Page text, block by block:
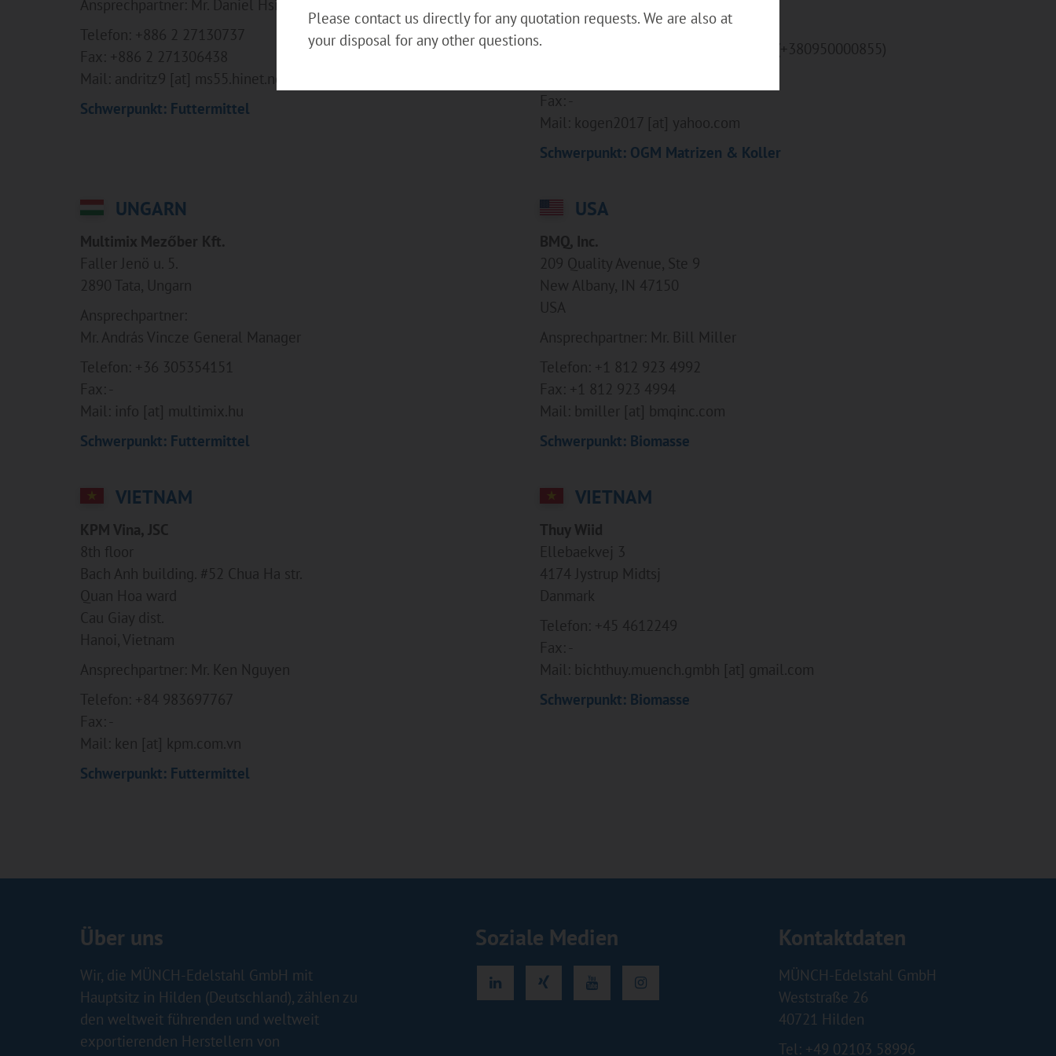
Please contact us directly for any quotation requests. We are also at
your disposal for any other questions.
Ansprechpartner: Mr. Daniel Hsieh
Telefon: +886 2 27130737
Fax: +886 2 271306438
Mail: andritz9 [at] ms55.hinet.net
Schwerpunkt: Futtermittel
Ukraine
Ansprechpartner: Mr. Hennadiy Kozak (+380950000855)
Fax: -
Mail: kogen2017 [at] yahoo.com
Schwerpunkt: OGM Matrizen & Koller
UNGARN
Multimix Mezőber Kft.
Faller Jenö u. 5.
2890 Tata, Ungarn
Ansprechpartner:
Mr. András Vincze General Manager
Telefon: +36 305354151
Fax: -
Mail: info [at] multimix.hu
Schwerpunkt: Futtermittel
USA
BMQ, Inc.
209 Quality Avenue, Ste 9
New Albany, IN 47150
USA
Ansprechpartner: Mr. Bill Miller
Telefon: +1 812 923 4992
Fax: +1 812 923 4994
Mail: bmiller [at] bmqinc.com
Schwerpunkt: Biomasse
VIETNAM
KPM Vina, JSC
8th floor
Bach Anh building. #52 Chua Ha str.
Quan Hoa ward
Cau Giay dist.
Hanoi, Vietnam
Ansprechpartner: Mr. Ken Nguyen
Telefon: +84 983697767
Fax: -
Mail: ken [at] kpm.com.vn
Schwerpunkt: Futtermittel
VIETNAM
Thuy Wiid
Ellebaekvej 3
4174 Jystrup Midtsj
Danmark
Telefon: +45 4612249
Fax: -
Mail: bichthuy.muench.gmbh [at] gmail.com
Schwerpunkt: Biomasse
Über uns
Wir, die MÜNCH-Edelstahl GmbH mit
Hauptsitz in Hilden (Deutschland), zählen zu
den weltweit führenden und weltweit
exportierenden Herstellern von
Soziale Medien Kontaktdaten
MÜNCH-Edelstahl GmbH
Weststraße 26
40721 Hilden
Tel: +49 02103 58996